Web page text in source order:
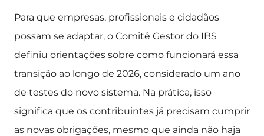
Para que empresas, profissionais e cidadãos
possam se adaptar, o Comitê Gestor do IBS
definiu orientações sobre como funcionará essa
transição ao longo de 2026, considerado um ano
de testes do novo sistema. Na prática, isso
significa que os contribuintes já precisam cumprir
as novas obrigações, mesmo que ainda não haja